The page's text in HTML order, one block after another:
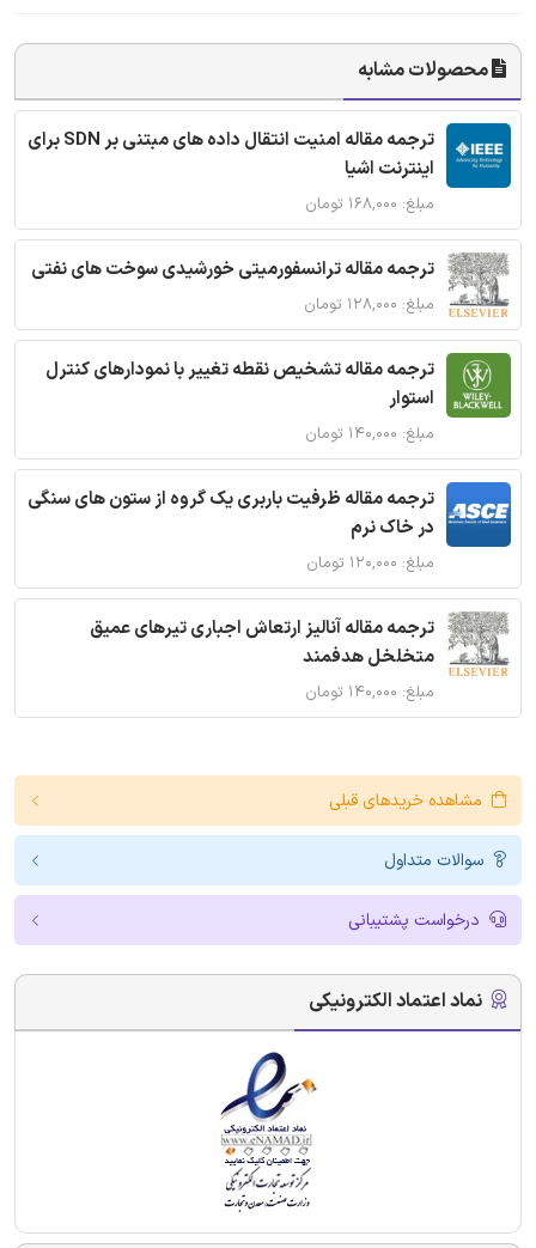
محصولات مشابه
ترجمه مقاله امنیت انتقال داده های مبتنی بر SDN برای
اینترنت اشیا
مبلغ: ۱۶۸,۰۰۰ تومان
ترجمه مقاله ترانسفورمیتی خورشیدی سوخت های نفتی
مبلغ: ۱۲۸,۰۰۰ تومان
ترجمه مقاله تشخیص نقطه تغییر با نمودارهای کنترل
استوار
مبلغ: ۱۴۰,۰۰۰ تومان
ترجمه مقاله ظرفیت باربری یک گروه از ستون های سنگی
در خاک نرم
مبلغ: ۱۲۰,۰۰۰ تومان
ترجمه مقاله آنالیز ارتعاش اجباری تیرهای عمیق
متخلخل هدفمند
مبلغ: ۱۴۰,۰۰۰ تومان
مشاهده خریدهای قبلی
سوالات متداول
درخواست پشتیبانی
نماد اعتماد الکترونیکی